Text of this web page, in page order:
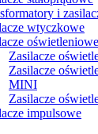
i
wtyczkowe
oświetleniowe
Zasilacze
Zasilacze
MINI
Zasilacze
impulsowe